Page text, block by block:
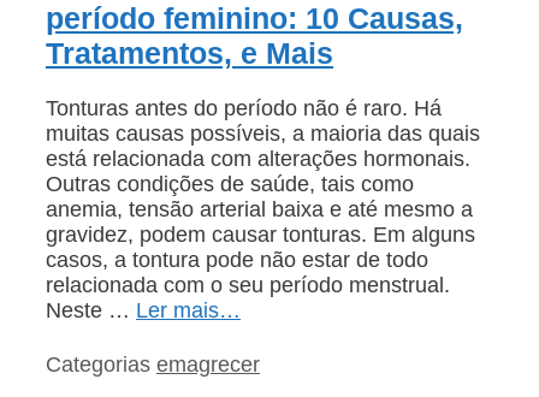
período feminino: 10 Causas,
Tratamentos, e Mais
Tonturas antes do período não é raro. Há
muitas causas possíveis, a maioria das quais
está relacionada com alterações hormonais.
Outras condições de saúde, tais como
anemia, tensão arterial baixa e até mesmo a
gravidez, podem causar tonturas. Em alguns
casos, a tontura pode não estar de todo
relacionada com o seu período menstrual.
Neste … Ler mais…
Categorias emagrecer